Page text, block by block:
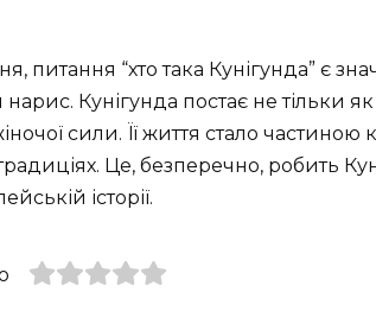
питання “хто така Кунігунда” є
нарис. Кунігунда постає не тільки
сили. Її життя стало частиною
Це, безперечно, робить
історії.